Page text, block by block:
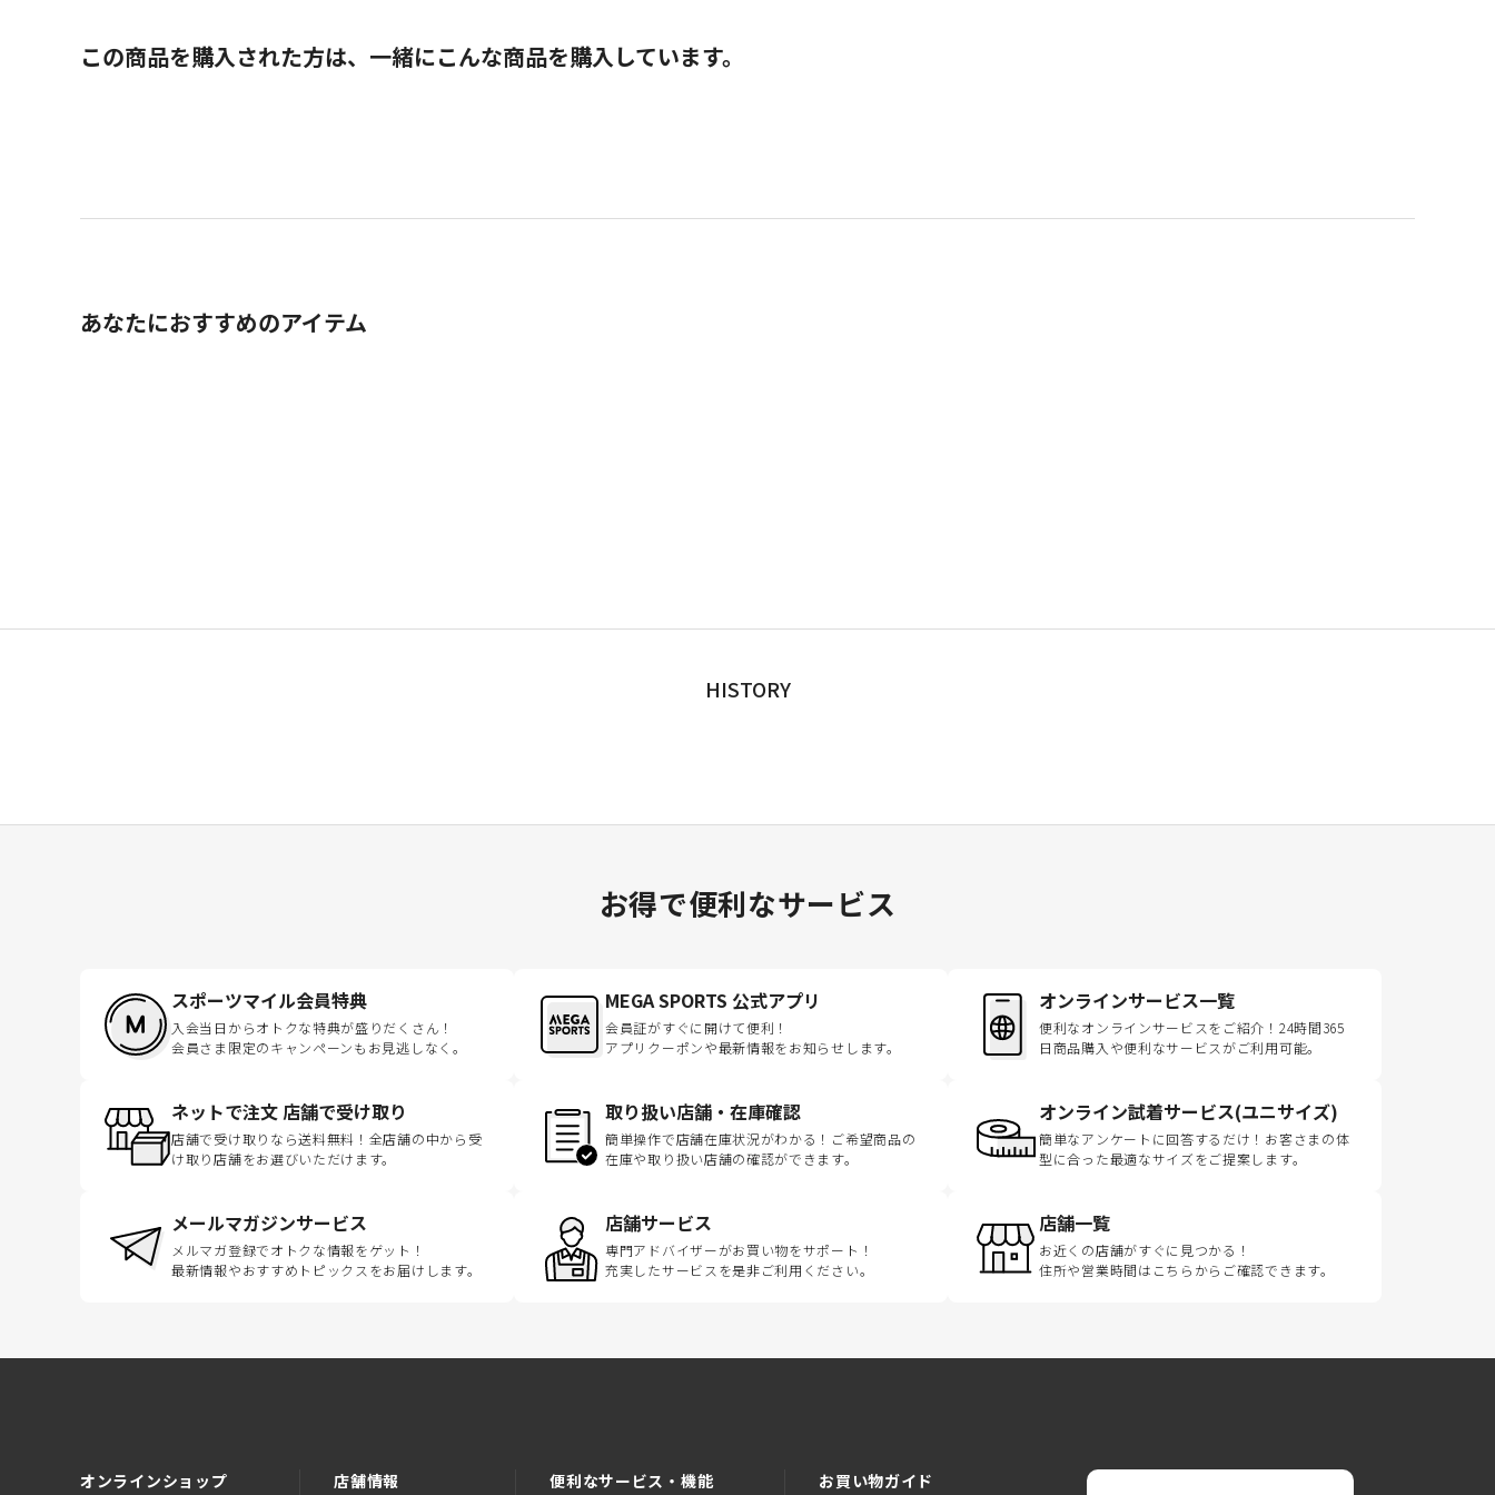
この商品を購入された方は、一緒にこんな商品を購入しています。
あなたにおすすめのアイテム
HISTORY
お得で便利なサービス
スポーツマイル会員特典
入会当日からオトクな特典が盛りだくさん！
会員さま限定のキャンペーンもお見逃しなく。
MEGA SPORTS 公式アプリ
会員証がすぐに開けて便利！
アプリクーポンや最新情報をお知らせします。
オンラインサービス一覧
便利なオンラインサービスをご紹介！24時間365
日商品購入や便利なサービスがご利用可能。
ネットで注文 店舗で受け取り
店舗で受け取りなら送料無料！全店舗の中から受
け取り店舗をお選びいただけます。
取り扱い店舗・在庫確認
簡単操作で店舗在庫状況がわかる！ご希望商品の
在庫や取り扱い店舗の確認ができます。
オンライン試着サービス(ユニサイズ)
簡単なアンケートに回答するだけ！お客さまの体
型に合った最適なサイズをご提案します。
メールマガジンサービス
メルマガ登録でオトクな情報をゲット！
最新情報やおすすめトピックスをお届けします。
店舗サービス
専門アドバイザーがお買い物をサポート！
充実したサービスを是非ご利用ください。
店舗一覧
お近くの店舗がすぐに見つかる！
住所や営業時間はこちらからご確認できます。
オンラインショップ 店舗情報 便利なサービス・機能 お買い物ガイド